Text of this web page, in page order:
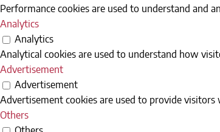
Performance cookies are used to understand and
Analytics
Analytics
Analytical cookies are used to understand how
Advertisement
Advertisement
Advertisement cookies are used to provide
Others